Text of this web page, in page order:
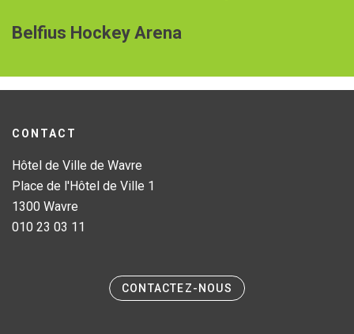
Belfius Hockey Arena
CONTACT
Hôtel de Ville de Wavre
Place de l'Hôtel de Ville 1
1300 Wavre
010 23 03 11
CONTACTEZ-NOUS